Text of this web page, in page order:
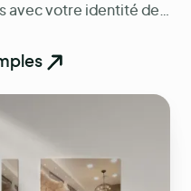
avec votre identité de